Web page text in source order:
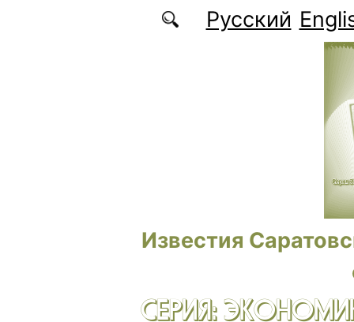
Перейти к основному содержаниюРусский
Известия
СЕРИЯ: